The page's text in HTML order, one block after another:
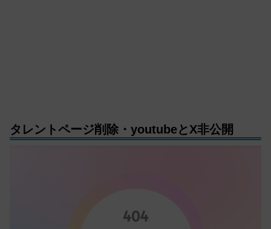
タレントページ削除・youtubeとX非公開